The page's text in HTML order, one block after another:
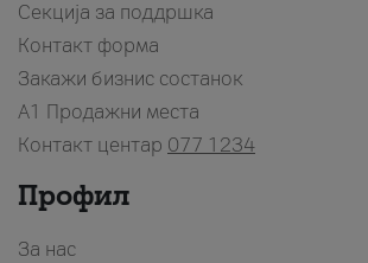
Секција за поддршка
Контакт форма
Закажи бизнис состанок
A1 Продажни места
Контакт центар 077 1234
Профил
За нас